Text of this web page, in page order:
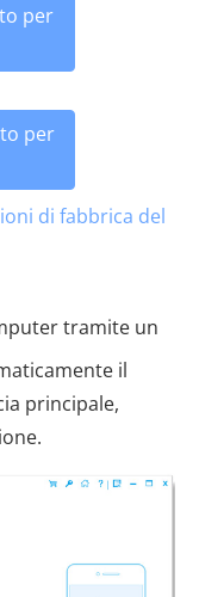
per
per
di fabbrica del
tramite un
il
principale,